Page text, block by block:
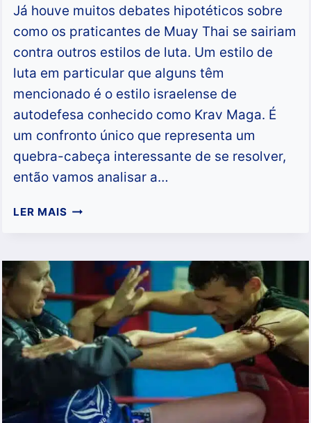
Já houve muitos debates hipotéticos sobre
como os praticantes de Muay Thai se sairiam
contra outros estilos de luta. Um estilo de
luta em particular que alguns têm
mencionado é o estilo israelense de
autodefesa conhecido como Krav Maga. É
um confronto único que representa um
quebra-cabeça interessante de se resolver,
então vamos analisar a…
LER MAIS MUAY
KRAV
MAGA